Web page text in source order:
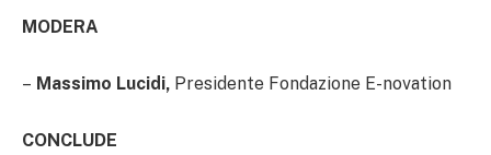
MODERA
– Massimo Lucidi, Presidente Fondazione E-novation
CONCLUDE